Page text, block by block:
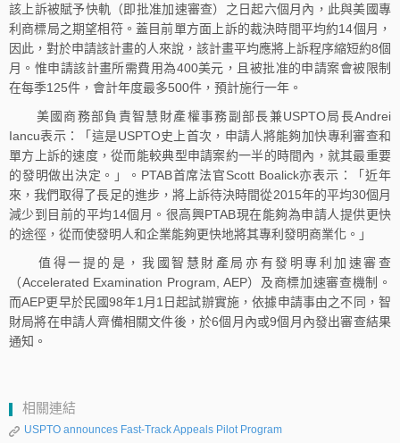
該上訴被賦予快軌（即批准加速審查）之日起六個月內，此與美國專
利商標局之期望相符。蓋目前單方面上訴的裁決時間平均約14個月，
因此，對於申請該計畫的人來說，該計畫平均應將上訴程序縮短約8個
月。惟申請該計畫所需費用為400美元，且被批准的申請案會被限制
在每季125件，會計年度最多500件，預計施行一年。
美國商務部負責智慧財產權事務副部長兼USPTO局長Andrei
Iancu表示：「這是USPTO史上首次，申請人將能夠加快專利審查和
單方上訴的速度，從而能較典型申請案約一半的時間內，就其最重要
的發明做出決定。」。PTAB首席法官Scott Boalick亦表示：「近年
來，我們取得了長足的進步，將上訴待決時間從2015年的平均30個月
減少到目前的平均14個月。很高興PTAB現在能夠為申請人提供更快
的途徑，從而使發明人和企業能夠更快地將其專利發明商業化。」
值得一提的是，我國智慧財產局亦有發明專利加速審查
（Accelerated Examination Program, AEP）及商標加速審查機制。
而AEP更早於民國98年1月1日起試辦實施，依據申請事由之不同，智
財局將在申請人齊備相關文件後，於6個月內或9個月內發出審查結果
通知。
相關連結
USPTO announces Fast-Track Appeals Pilot Program